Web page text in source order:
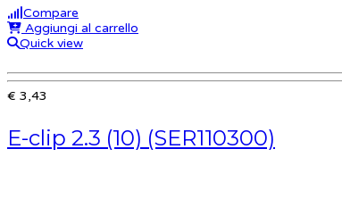
Compare
Aggiungi al carrello
Quick view
€ 3,43
E-clip 2.3 (10) (SER110300)